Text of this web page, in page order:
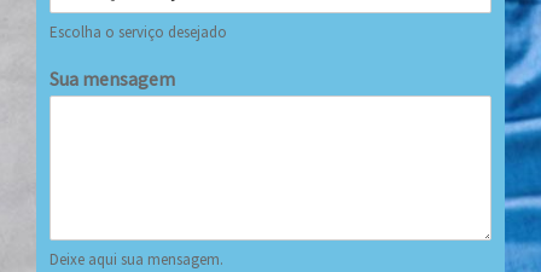
Escolha o serviço desejado
Sua mensagem
Deixe aqui sua mensagem.